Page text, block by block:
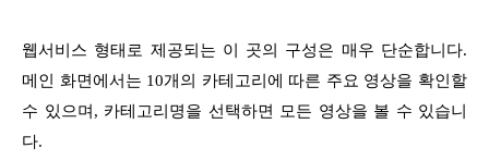
웹서비스 형태로 제공되는 이 곳의 구성은 매우 단순합니다.
메인 화면에서는 10개의 카테고리에 따른 주요 영상을 확인할
수 있으며, 카테고리명을 선택하면 모든 영상을 볼 수 있습니
다.